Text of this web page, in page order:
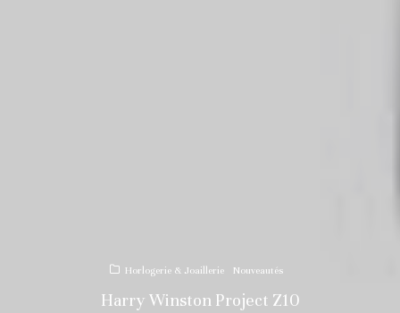
Horlogerie & Joaillerie Nouveautés
Harry Winston Project Z10